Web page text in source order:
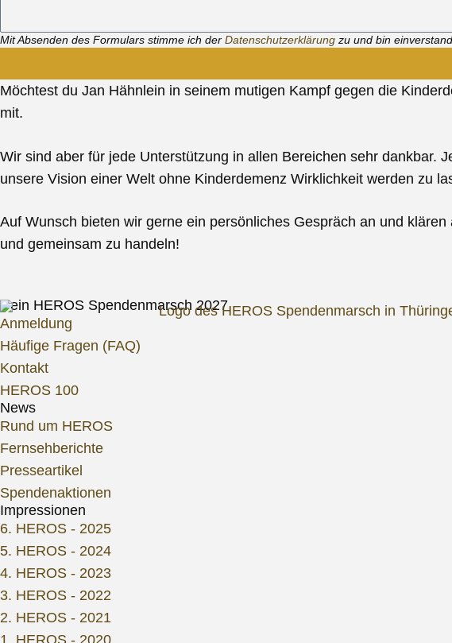
Mit Absenden des Formulars stimme ich der Datenschutzerklärung zu und bin
Möchtest du Jan Hähnlein in seinem mutigen Kampf gegen die
mit.
Wir sind aber für jede Unterstützung in allen Bereichen sehr dankbar.
unsere Vision einer Welt ohne Kinderdemenz Wirklichkeit werden zu
Auf Wunsch bieten wir gerne ein persönliches Gespräch an und
und gemeinsam zu handeln!
Dein HEROS Spendenmarsch 2027
Anmeldung
Häufige Fragen (FAQ)
Kontakt
HEROS 100
News
Rund um HEROS
Fernsehberichte
Presseartikel
Spendenaktionen
Impressionen
6. HEROS - 2025
5. HEROS - 2024
4. HEROS - 2023
3. HEROS - 2022
2. HEROS - 2021
1. HEROS - 2020